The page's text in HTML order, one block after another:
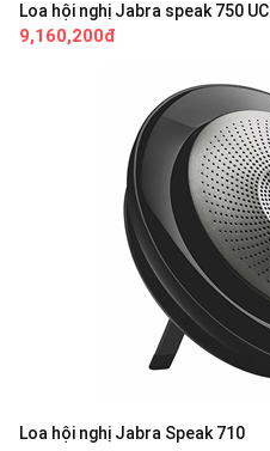
Loa hội nghị Jabra speak 750 UC
9,160,200đ
Loa hội nghị Jabra Speak 710